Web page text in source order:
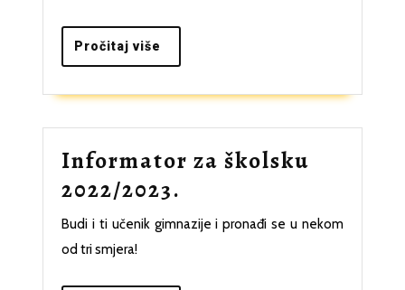
Pročitaj više
više
Informator za školsku
2022/2023.
za
Budi i ti učenik gimnazije i pronađi se u nekom
od tri smjera!